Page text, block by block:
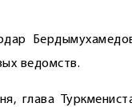
ведомств.
глава